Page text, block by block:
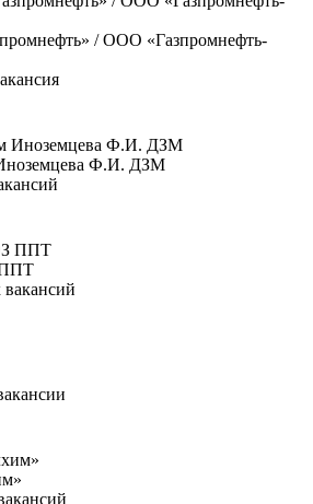
/ ООО «Газпромнефть-
Ф.И. ДЗМ
ППТ